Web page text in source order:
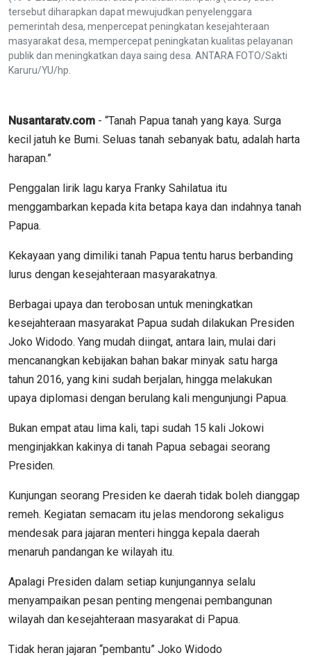
tersebut diharapkan dapat mewujudkan penyelenggara
pemerintah desa, menpercepat peningkatan kesejahteraan
masyarakat desa, mempercepat peningkatan kualitas pelayanan
publik dan meningkatkan daya saing desa. ANTARA FOTO/Sakti
Karuru/YU/hp.
Nusantaratv.com - “Tanah Papua tanah yang kaya. Surga
kecil jatuh ke Bumi. Seluas tanah sebanyak batu, adalah harta
harapan.”
Penggalan lirik lagu karya Franky Sahilatua itu
menggambarkan kepada kita betapa kaya dan indahnya tanah
Papua.
Kekayaan yang dimiliki tanah Papua tentu harus berbanding
lurus dengan kesejahteraan masyarakatnya.
Berbagai upaya dan terobosan untuk meningkatkan
kesejahteraan masyarakat Papua sudah dilakukan Presiden
Joko Widodo. Yang mudah diingat, antara lain, mulai dari
mencanangkan kebijakan bahan bakar minyak satu harga
tahun 2016, yang kini sudah berjalan, hingga melakukan
upaya diplomasi dengan berulang kali mengunjungi Papua.
Bukan empat atau lima kali, tapi sudah 15 kali Jokowi
menginjakkan kakinya di tanah Papua sebagai seorang
Presiden.
Kunjungan seorang Presiden ke daerah tidak boleh dianggap
remeh. Kegiatan semacam itu jelas mendorong sekaligus
mendesak para jajaran menteri hingga kepala daerah
menaruh pandangan ke wilayah itu.
Apalagi Presiden dalam setiap kunjungannya selalu
menyampaikan pesan penting mengenai pembangunan
wilayah dan kesejahteraan masyarakat di Papua.
Tidak heran jajaran “pembantu” Joko Widodo